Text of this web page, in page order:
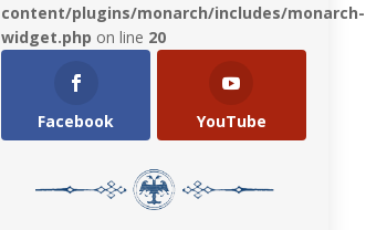
content/plugins/monarch/includes/monarch-
widget.php on line 20
Facebook YouTube